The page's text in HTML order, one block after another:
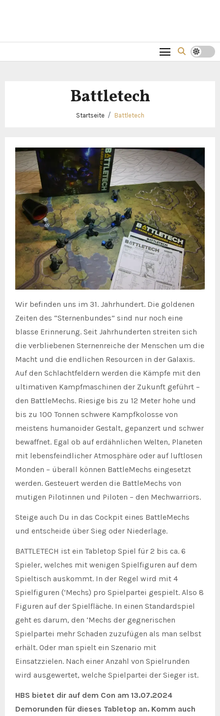
Battletech
Startseite Battletech
Wir befinden uns im 31. Jahrhundert. Die goldenen
Zeiten des “Sternenbundes” sind nur noch eine
blasse Erinnerung. Seit Jahrhunderten streiten sich
die verbliebenen Sternenreiche der Menschen um die
Macht und die endlichen Resourcen in der Galaxis.
Auf den Schlachtfeldern werden die Kämpfe mit den
ultimativen Kampfmaschinen der Zukunft geführt –
den BattleMechs. Riesige bis zu 12 Meter hohe und
bis zu 100 Tonnen schwere Kampfkolosse von
meistens humanoider Gestalt, gepanzert und schwer
bewaffnet. Egal ob auf erdähnlichen Welten, Planeten
mit lebensfeindlicher Atmosphäre oder auf luftlosen
Monden – überall können BattleMechs eingesetzt
werden. Gesteuert werden die BattleMechs von
mutigen Pilotinnen und Piloten – den Mechwarriors.
Steige auch Du in das Cockpit eines BattleMechs
und entscheide über Sieg oder Niederlage.
BATTLETECH ist ein Tabletop Spiel für 2 bis ca. 6
Spieler, welches mit wenigen Spielfiguren auf dem
Spieltisch auskommt. In der Regel wird mit 4
Spielfiguren (‘Mechs) pro Spielpartei gespielt. Also 8
Figuren auf der Spielfläche. In einen Standardspiel
geht es darum, den ‘Mechs der gegnerischen
Spielpartei mehr Schaden zuzufügen als man selbst
erhält. Oder man spielt ein Szenario mit
Einsatzzielen. Nach einer Anzahl von Spielrunden
wird ausgewertet, welche Spielpartei der Sieger ist.
HBS bietet dir auf dem Con am 13.07.2024
Demorunden für dieses Tabletop an. Komm auch